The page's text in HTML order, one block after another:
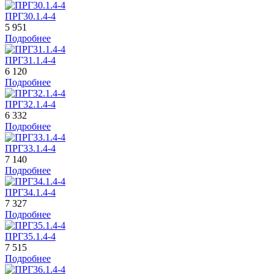
ПРГ30.1.4-4
5 951
Подробнее
ПРГ31.1.4-4
6 120
Подробнее
ПРГ32.1.4-4
6 332
Подробнее
ПРГ33.1.4-4
7 140
Подробнее
ПРГ34.1.4-4
7 327
Подробнее
ПРГ35.1.4-4
7 515
Подробнее